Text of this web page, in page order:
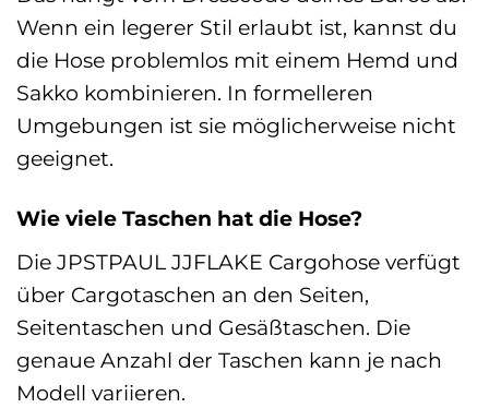
Wenn ein legerer Stil erlaubt ist, kannst du
die Hose problemlos mit einem Hemd und
Sakko kombinieren. In formelleren
Umgebungen ist sie möglicherweise nicht
geeignet.
Wie viele Taschen hat die Hose?
Die JPSTPAUL JJFLAKE Cargohose verfügt
über Cargotaschen an den Seiten,
Seitentaschen und Gesäßtaschen. Die
genaue Anzahl der Taschen kann je nach
Modell variieren.